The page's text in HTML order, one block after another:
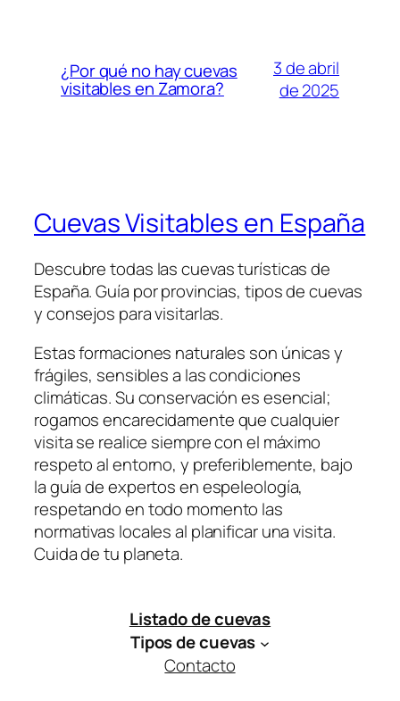
¿Por qué no hay cuevas
visitables en Zamora?
3 de abril
de 2025
Cuevas Visitables en España
Descubre todas las cuevas turísticas de
España. Guía por provincias, tipos de cuevas
y consejos para visitarlas.
Estas formaciones naturales son únicas y
frágiles, sensibles a las condiciones
climáticas. Su conservación es esencial;
rogamos encarecidamente que cualquier
visita se realice siempre con el máximo
respeto al entorno, y preferiblemente, bajo
la guía de expertos en espeleología,
respetando en todo momento las
normativas locales al planificar una visita.
Cuida de tu planeta.​
Listado de cuevas
Tipos de cuevas
Contacto